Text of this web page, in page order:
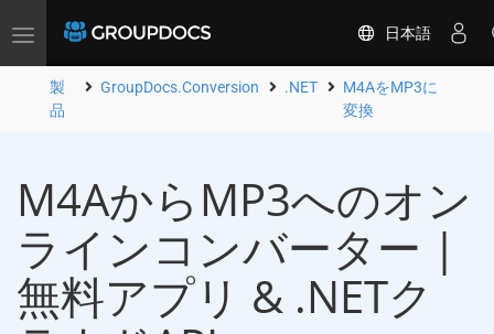
Toggle
日本語
製
品
GroupDocs.Conversion .NET
M4AをMP3に
変換
M4AからMP3へのオン
ラインコンバーター |
無料アプリ & .NETク